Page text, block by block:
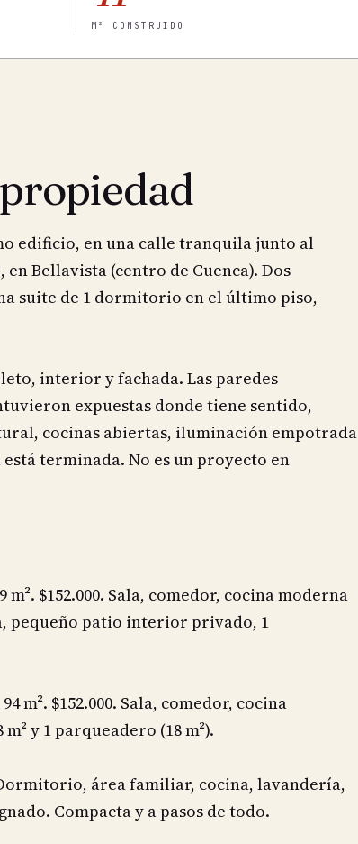
M² CONSTRUIDO
edificio, en una calle tranquila junto al
Bellavista (centro de Cuenca). Dos
suite de 1 dormitorio en el último piso,
interior y fachada. Las paredes
expuestas donde tiene sentido,
cocinas abiertas, iluminación empotrada
terminada. No es un proyecto en
$152.000. Sala, comedor, cocina moderna
pequeño patio interior privado, 1
m². $152.000. Sala, comedor, cocina
y 1 parqueadero (18 m²).
Dormitorio, área familiar, cocina, lavandería,
Compacta y a pasos de todo.